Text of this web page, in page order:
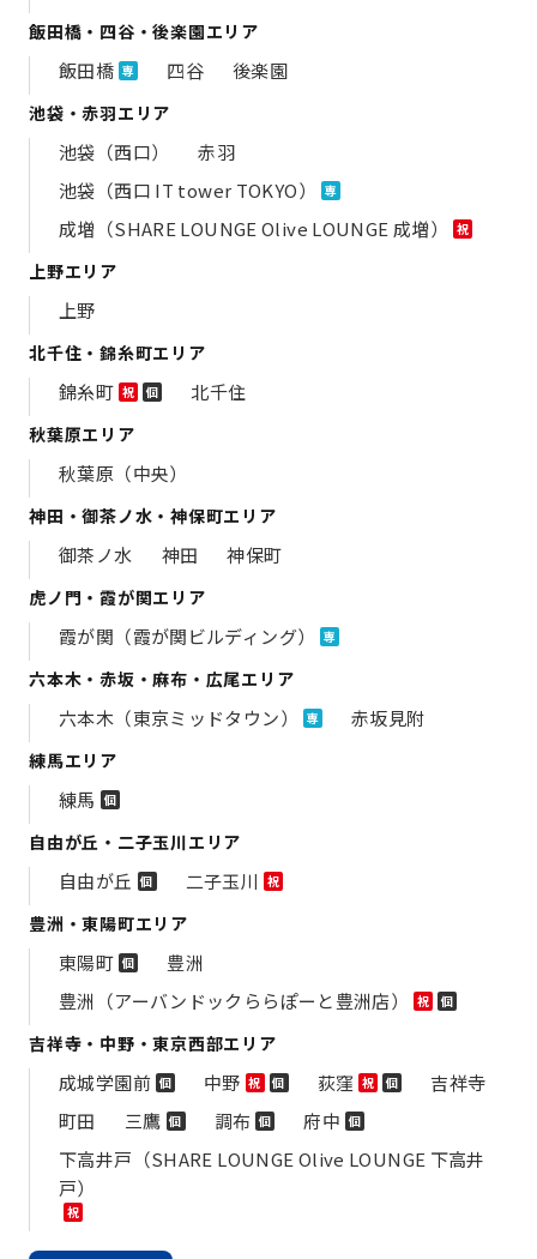
飯田橋・四谷・後楽園エリア
飯田橋 専 四谷 後楽園
池袋・赤羽エリア
池袋（西口）
赤羽
池袋（西口 IT tower TOKYO）
専
成増（SHARE LOUNGE Olive LOUNGE 成増） 祝
上野エリア
上野
北千住・錦糸町エリア
錦糸町 祝 個 北千住
秋葉原エリア
秋葉原（中央）
神田・御茶ノ水・神保町エリア
御茶ノ水 神田 神保町
虎ノ門・霞が関エリア
霞が関（霞が関ビルディング） 専
六本木・赤坂・麻布・広尾エリア
六本木（東京ミッドタウン） 専 赤坂見附
練馬エリア
練馬 個
自由が丘・二子玉川エリア
自由が丘 個 二子玉川 祝
豊洲・東陽町エリア
東陽町 個
豊洲
豊洲（アーバンドックららぽーと豊洲店）
祝 個
吉祥寺・中野・東京西部エリア
成城学園前 個 中野 祝 個 荻窪 祝 個
吉祥寺
町田
三鷹 個 調布 個 府中 個
下高井戸（SHARE LOUNGE Olive LOUNGE 下高井
戸）
祝